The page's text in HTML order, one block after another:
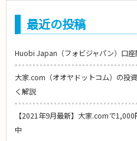
最近の投稿
Huobi Japan（フォビジャパン）口
大家.com（オオヤドットコム）の投
く解説
【2021年9月最新】大家.comで
中